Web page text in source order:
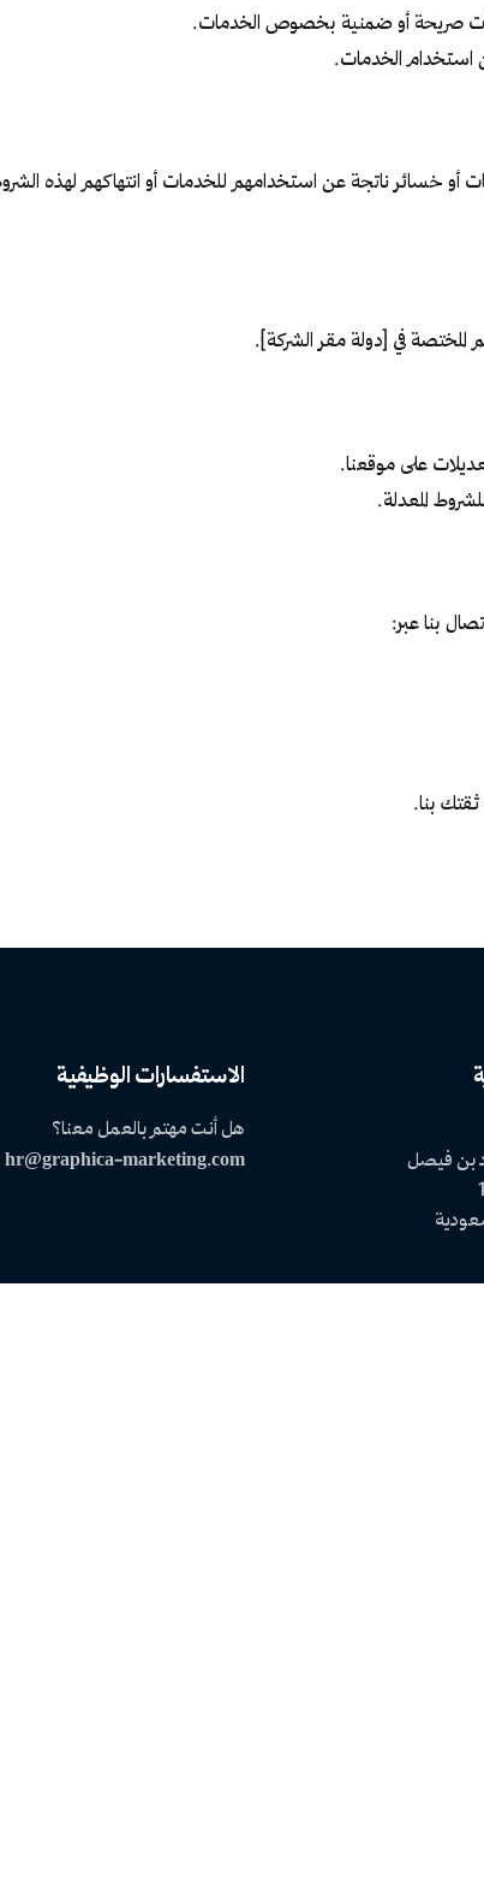
صريحة أو ضمنية بخصوص الخدمات.
استخدام الخدمات.
أو خسائر ناتجة عن استخدامهم للخدمات أو انتهاكهم لهذه
المختصة في [دولة مقر الشركة].
على موقعنا.
المعدلة.
بنا عبر:
بنا.
بن فيصل
الاستفسارات الوظيفية
هل أنت مهتم بالعمل معنا؟
hr@graphica-marketing.com